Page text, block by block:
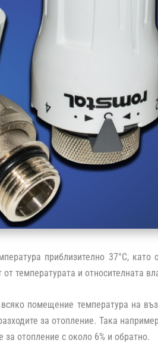
приблизително 37°С,
температурата и относителната
помещение температура на
за отопление. Така
отопление с около 6% и обратно.